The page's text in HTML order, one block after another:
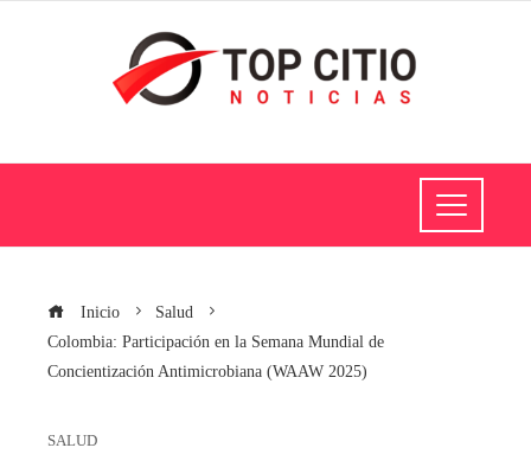
Inicio
Salud
Colombia: Participación en la Semana Mundial de
Concientización Antimicrobiana (WAAW 2025)
SALUD